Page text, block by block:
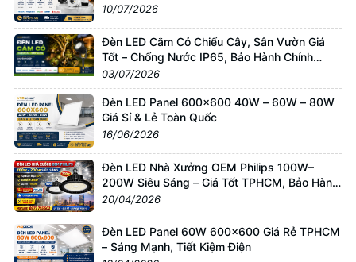
10/07/2026
Đèn LED Cắm Cỏ Chiếu Cây, Sân Vườn Giá
Tốt – Chống Nước IP65, Bảo Hành Chính
Hãng
03/07/2026
Đèn LED Panel 600x600 40W – 60W – 80W
Giá Sỉ & Lẻ Toàn Quốc
16/06/2026
Đèn LED Nhà Xưởng OEM Philips 100W–
200W Siêu Sáng – Giá Tốt TPHCM, Bảo Hành
3 Năm
20/04/2026
Đèn LED Panel 60W 600x600 Giá Rẻ TPHCM
– Sáng Mạnh, Tiết Kiệm Điện